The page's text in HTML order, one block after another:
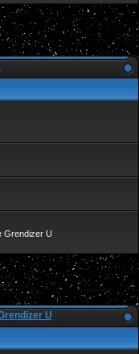
Grendizer U
U